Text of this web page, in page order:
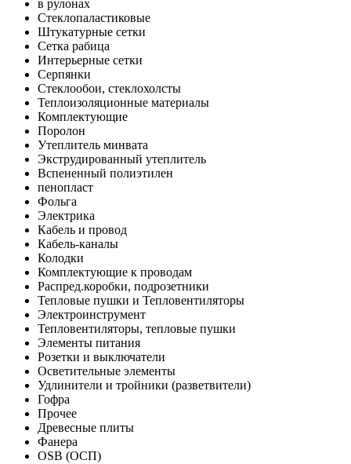
в рулонах
Стеклопаластиковые
Штукатурные сетки
Сетка рабица
Интерьерные сетки
Серпянки
Стеклообои, стеклохолсты
Теплоизоляционные материалы
Комплектующие
Поролон
Утеплитель минвата
Экструдированный утеплитель
Вспененный полиэтилен
пенопласт
Фольга
Электрика
Кабель и провод
Кабель-каналы
Колодки
Комплектующие к проводам
Распред.коробки, подрозетники
Тепловые пушки и Тепловентиляторы
Электроинструмент
Тепловентиляторы, тепловые пушки
Элементы питания
Розетки и выключатели
Осветительные элементы
Удлинители и тройники (разветвители)
Гофра
Прочее
Древесные плиты
Фанера
OSB (ОСП)